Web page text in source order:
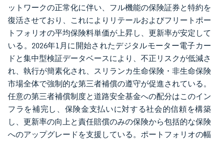
ットワークの正常化に伴い、フル機能の保険証券と特約を
復活させており、これによりリテールおよびフリートポー
トフォリオの平均保険料単価が上昇し、更新率が安定して
いる。2026年1月に開始されたデジタルモーター電子カー
ドと集中型検証データベースにより、不正リスクが低減さ
れ、執行が簡素化され、スリランカ生命保険・非生命保険
市場全体で強制的な第三者補償の遵守が促進されている。
任意の第三者補償制度と道路安全基金への配分はこのイン
フラを補完し、保険金支払いに対する社会的信頼を構築
し、更新率の向上と責任賠償のみの保険から包括的な保険
へのアップグレードを支援している。ポートフォリオの幅